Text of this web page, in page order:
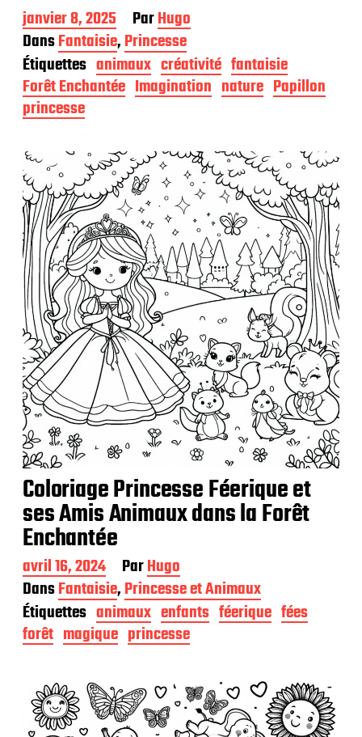
D
a
t
e
d
e
p
b
l
i
c
a
t
i
o
n
janvier 8, 2025 ParHugo
DansFantaisie,Princesse
Étiquettes animaux créativité fantaisie
Forêt Enchantée Imagination nature Papillon
princesse
Coloriage Princesse Féerique et
ses Amis Animaux dans la Forêt
Enchantée
D
a
t
e
d
e
avril 16, 2024 ParHugo
DansFantaisie,Princesse et Animaux
Étiquettes animaux enfants féerique fées
forêt magique princesse